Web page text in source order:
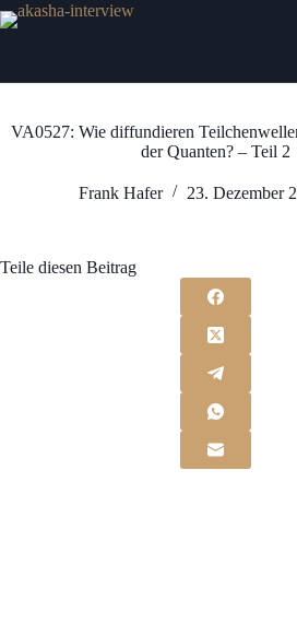
Zum
Inhalt
VA0527: Wie diffundieren
der Quanten? – Teil 2
Frank Hafer 23. Dezember
Teile diesen Beitrag